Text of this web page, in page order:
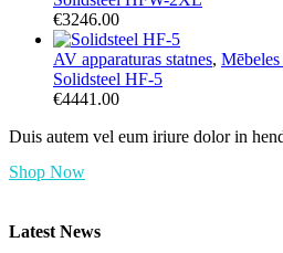
€3246.00
AV apparaturas statnes, Mēbeles
Solidsteel HF-5
€4441.00
Duis autem vel eum iriure dolor in
Shop Now
Latest News